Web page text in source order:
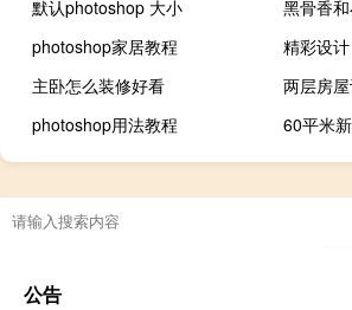
默认photoshop 大小
黑骨香
photoshop家居教程
精彩设计
主卧怎么装修好看
两层房
photoshop用法教程
60平米
公告